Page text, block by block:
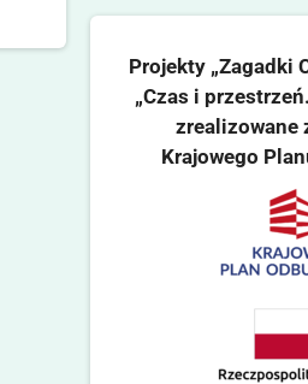
Projekty „Zagadki
„Czas i
zrealizowane
Krajowego